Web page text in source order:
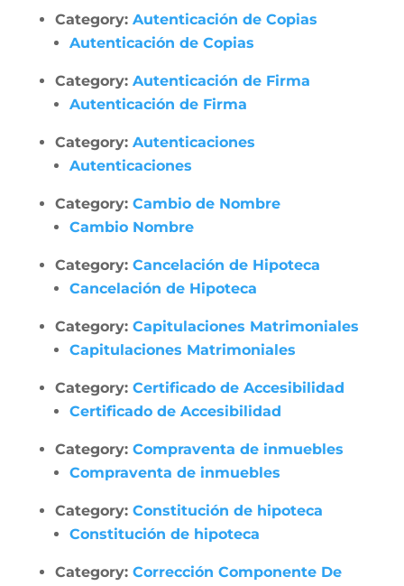
Category: Autenticación de Copias
Autenticación de Copias
Category: Autenticación de Firma
Autenticación de Firma
Category: Autenticaciones
Autenticaciones
Category: Cambio de Nombre
Cambio Nombre
Category: Cancelación de Hipoteca
Cancelación de Hipoteca
Category: Capitulaciones Matrimoniales
Capitulaciones Matrimoniales
Category: Certificado de Accesibilidad
Certificado de Accesibilidad
Category: Compraventa de inmuebles
Compraventa de inmuebles
Category: Constitución de hipoteca
Constitución de hipoteca
Category: Corrección Componente De